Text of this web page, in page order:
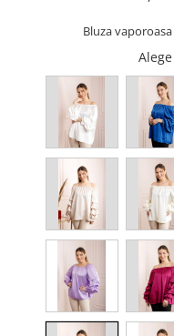
Bluza